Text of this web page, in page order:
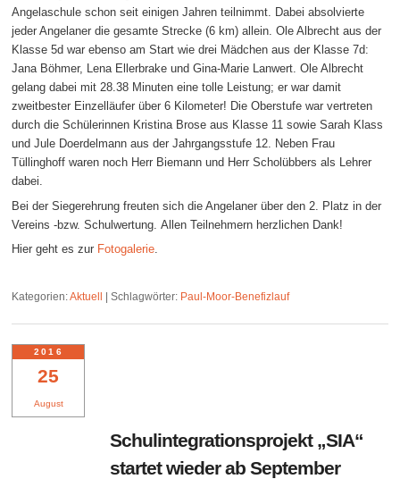
Angelaschule schon seit einigen Jahren teilnimmt. Dabei absolvierte
jeder Angelaner die gesamte Strecke (6 km) allein. Ole Albrecht aus der
Klasse 5d war ebenso am Start wie drei Mädchen aus der Klasse 7d:
Jana Böhmer, Lena Ellerbrake und Gina-Marie Lanwert. Ole Albrecht
gelang dabei mit 28.38 Minuten eine tolle Leistung; er war damit
zweitbester Einzelläufer über 6 Kilometer! Die Oberstufe war vertreten
durch die Schülerinnen Kristina Brose aus Klasse 11 sowie Sarah Klass
und Jule Doerdelmann aus der Jahrgangsstufe 12. Neben Frau
Tüllinghoff waren noch Herr Biemann und Herr Scholübbers als Lehrer
dabei.
Bei der Siegerehrung freuten sich die Angelaner über den 2. Platz in der
Vereins -bzw. Schulwertung. Allen Teilnehmern herzlichen Dank!
Hier geht es zur Fotogalerie.
Kategorien:Aktuell |Schlagwörter: Paul-Moor-Benefizlauf
25
August
2016
Schulintegrationsprojekt „SIA“
startet wieder ab September